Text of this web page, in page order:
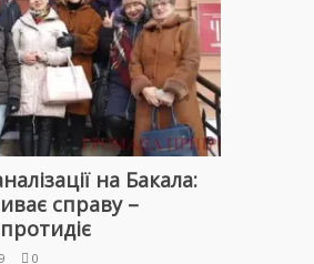
на Бакала:
справу –
0